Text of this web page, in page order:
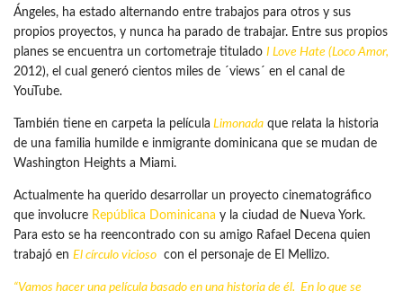
Ángeles, ha estado alternando entre trabajos para otros y sus
propios proyectos, y nunca ha parado de trabajar. Entre sus propios
planes se encuentra un cortometraje titulado I Love Hate (Loco Amor,
2012), el cual generó cientos miles de ´views´ en el canal de
YouTube.
También tiene en carpeta la película Limonada que relata la historia
de una familia humilde e inmigrante dominicana que se mudan de
Washington Heights a Miami.
Actualmente ha querido desarrollar un proyecto cinematográfico
que involucre República Dominicana y la ciudad de Nueva York.
Para esto se ha reencontrado con su amigo Rafael Decena quien
trabajó en El círculo vicioso con el personaje de El Mellizo.
“Vamos hacer una película basado en una historia de él. En lo que se